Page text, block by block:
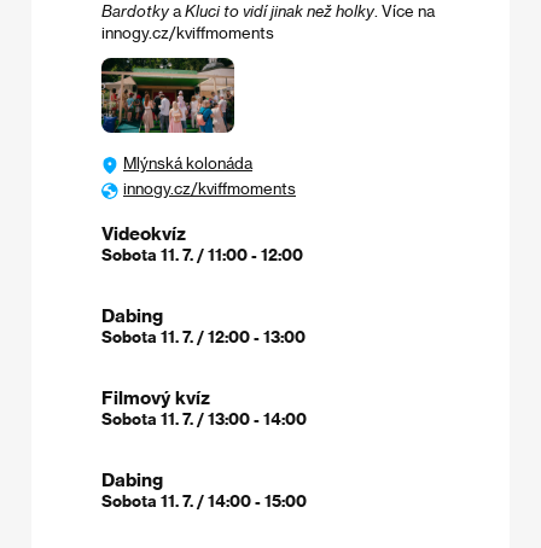
Bardotky a Kluci to vidí jinak než holky . Více na
innogy.cz/kviffmoments
Mlýnská kolonáda
innogy.cz/kviffmoments
Videokvíz
Sobota 11. 7. / 11:00 - 12:00
Dabing
Sobota 11. 7. / 12:00 - 13:00
Filmový kvíz
Sobota 11. 7. / 13:00 - 14:00
Dabing
Sobota 11. 7. / 14:00 - 15:00